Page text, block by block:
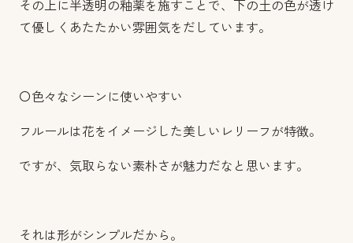
その上に半透明の釉薬を施すことで、下の土の色が透け
て優しくあたたかい雰囲気をだしています。
〇色々なシーンに使いやすい
フルールは花をイメージした美しいレリーフが特徴。
ですが、気取らない素朴さが魅力だなと思います。
それは形がシンプルだから。